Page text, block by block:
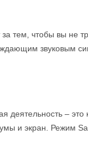
тем, чтобы вы не
звуковым
деятельность –
и экран. Режим